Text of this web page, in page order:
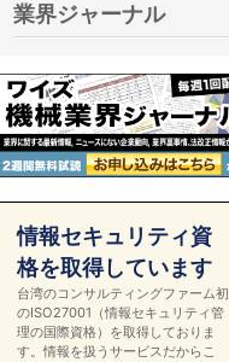
業界ジャーナル
情報セキュリティ資
格を取得しています
台湾のコンサルティングファーム初
のISO27001（情報セキュリティ管
理の国際資格）を取得しておりま
す。情報を扱うサービスだからこ